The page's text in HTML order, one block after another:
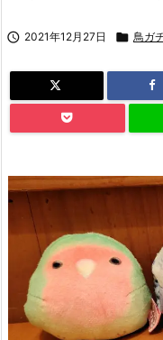
 2021年12月27日  鳥ガ